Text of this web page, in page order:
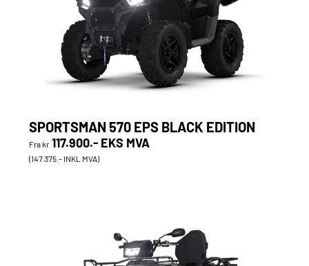
SPORTSMAN 570 EPS BLACK EDITION
Fra kr 117.900.- EKS MVA
(147.375.- INKL MVA)